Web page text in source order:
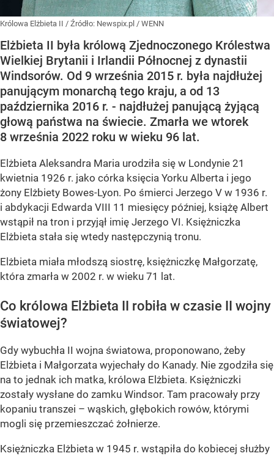
Królowa Elżbieta II / Źródło: Newspix.pl / WENN
Elżbieta II była królową Zjednoczonego Królestwa
Wielkiej Brytanii i Irlandii Północnej z dynastii
Windsorów. Od 9 września 2015 r. była najdłużej
panującym monarchą tego kraju, a od 13
października 2016 r. - najdłużej panującą żyjącą
głową państwa na świecie. Zmarła we wtorek
8 września 2022 roku w wieku 96 lat.
Elżbieta Aleksandra Maria urodziła się w Londynie 21
kwietnia 1926 r. jako córka księcia Yorku Alberta i jego
żony Elżbiety Bowes-Lyon. Po śmierci Jerzego V w 1936 r.
i abdykacji Edwarda VIII 11 miesięcy później, książę Albert
wstąpił na tron i przyjął imię Jerzego VI. Księżniczka
Elżbieta stała się wtedy następczynią tronu.
Elżbieta miała młodszą siostrę, księżniczkę Małgorzatę,
która zmarła w 2002 r. w wieku 71 lat.
Co królowa Elżbieta II robiła w czasie II wojny
światowej?
Gdy wybuchła II wojna światowa, proponowano, żeby
Elżbieta i Małgorzata wyjechały do Kanady. Nie zgodziła się
na to jednak ich matka, królowa Elżbieta. Księżniczki
zostały wysłane do zamku Windsor. Tam pracowały przy
kopaniu transzei – wąskich, głębokich rowów, którymi
mogli się przemieszczać żołnierze.
Księżniczka Elżbieta w 1945 r. wstąpiła do kobiecej służby